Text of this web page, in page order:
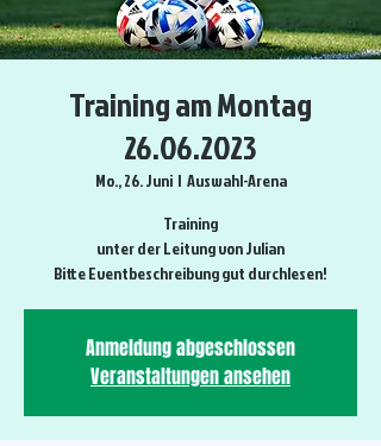
Training am Montag
26.06.2023
Mo., 26. Juni
  |
Auswahl-Arena
Training
unter der Leitung von Julian
Bitte Eventbeschreibung gut durchlesen!
Anmeldung abgeschlossen
Veranstaltungen ansehen